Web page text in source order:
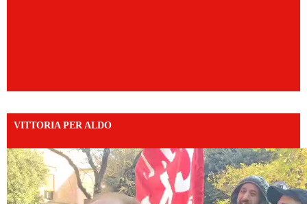
VITTORIA PER ALDO